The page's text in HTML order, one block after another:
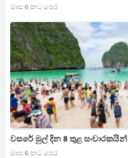
මාස 6 කට පෙර
වසරේ මුල් දින 8 තුළ සංචාරකයින්
මාස 6 කට පෙර